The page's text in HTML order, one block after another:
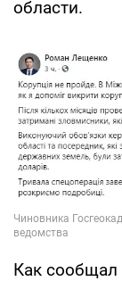
области.
Как сообщал